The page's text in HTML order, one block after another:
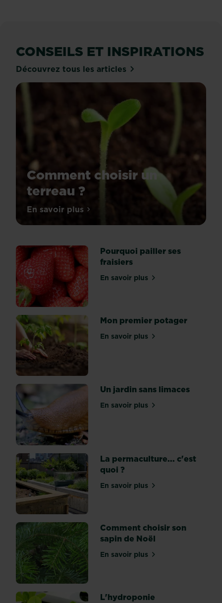
produits
de
saison
CONSEILS ET INSPIRATIONS
Découvrez tous les articles
Comment choisir un
terreau ?
Les
et
les
substrats,
il
y
en
a
pléthore.
Comment
s’y
retrouver
pour
être
sûr
d’apporter
le
bon
élément
à
nos
végétaux
chéris
?
Voici
nos
conseils...
Quel
est
le
rôle
d'un
terreau...
En savoir plussur Comment choisir un terreau ?
Pourquoi pailler ses
fraisiers
En savoir plussur Pourquoi pailler ses
Mon premier potager
En savoir plussur Mon premier potager
Un jardin sans limaces
En savoir plussur Un jardin sans limaces
La permaculture... c'est
quoi ?
En savoir plussur La permaculture...
Comment choisir son
sapin de Noël
En savoir plussur Comment choisir son
L'hydroponie